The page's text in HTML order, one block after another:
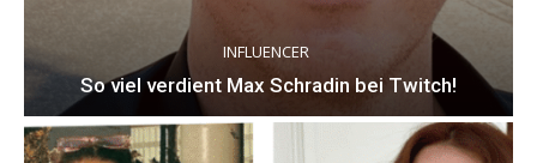
INFLUENCER
So viel verdient Max Schradin bei Twitch!